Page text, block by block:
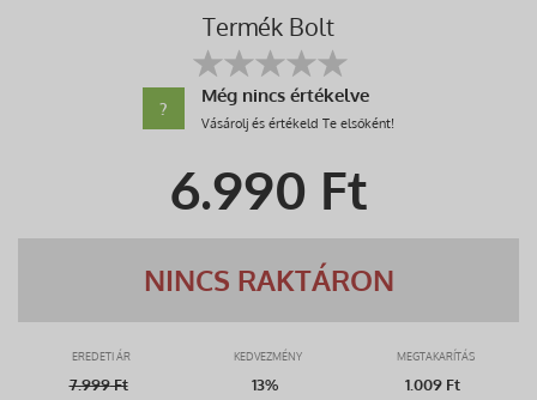
Termék Bolt
?
Még nincs értékelve
Vásárolj és értékeld Te elsőként!
6.990 Ft
NINCS RAKTÁRON
EREDETI ÁR KEDVEZMÉNY MEGTAKARÍTÁS
7.999Ft 13% 1.009 Ft